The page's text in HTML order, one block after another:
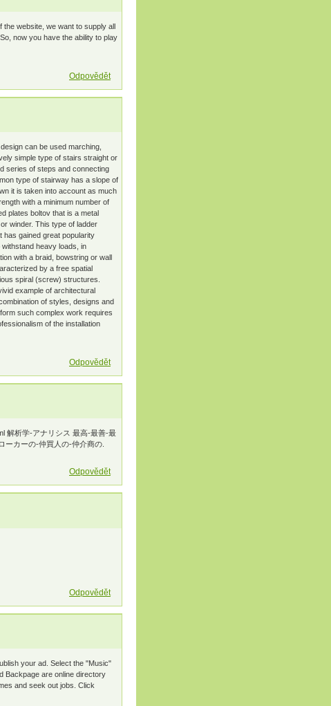
website, we want to supply all
now you have the ability to play
Odpovědět
can be used marching,
simple type of stairs straight or
series of steps and connecting
type of stairway has a slope of
it is taken into account as much
with a minimum number of
plates boltov that is a metal
winder. This type of ladder
has gained great popularity
heavy loads, in
with a braid, bowstring or wall
by a free spatial
spiral (screw) structures.
example of architectural
of styles, designs and
such complex work requires
of the installation
Odpovědět
解析学-アナリシス 最高-最善-最
ーカーの-仲買人の-仲介商の.
Odpovědět
Odpovědět
your ad. Select the "Music"
Backpage are online directory
and seek out jobs. Click